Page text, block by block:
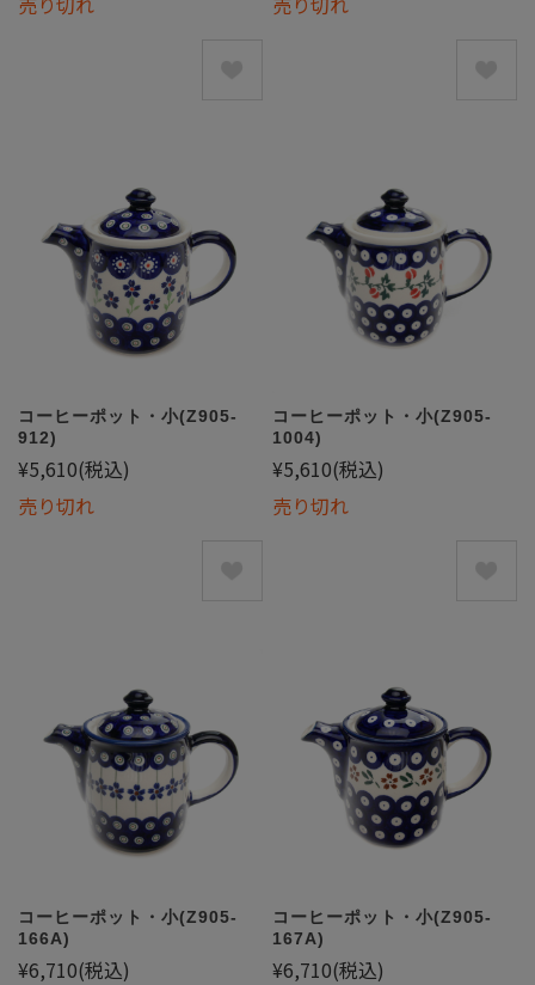
コーヒーポット・小(Z905-
912)
¥5,610(税込)
売り切れ
コーヒーポット・小(Z905-
1004)
¥5,610(税込)
売り切れ
コーヒーポット・小(Z905-
166A)
¥6,710(税込)
コーヒーポット・小(Z905-
167A)
¥6,710(税込)